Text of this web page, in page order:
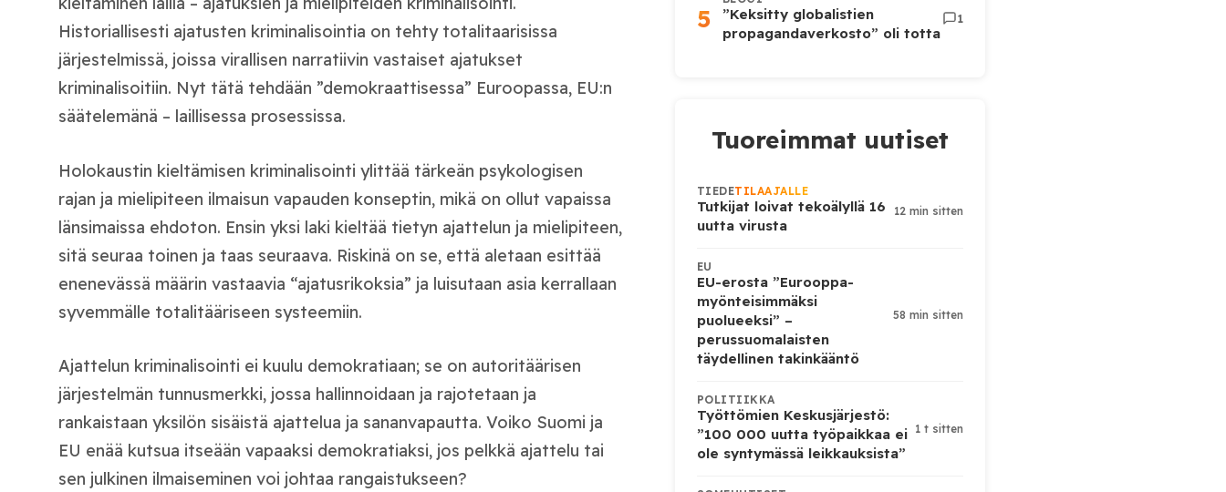
Historiallisesti ajatusten kriminalisointia on tehty totalitaarisissa
järjestelmissä, joissa virallisen narratiivin vastaiset ajatukset
kriminalisoitiin. Nyt tätä tehdään ”demokraattisessa” Euroopassa, EU:n
säätelemänä – laillisessa prosessissa.
Holokaustin kieltämisen kriminalisointi ylittää tärkeän psykologisen
rajan ja mielipiteen ilmaisun vapauden konseptin, mikä on ollut vapaissa
länsimaissa ehdoton. Ensin yksi laki kieltää tietyn ajattelun ja mielipiteen,
sitä seuraa toinen ja taas seuraava. Riskinä on se, että aletaan esittää
enenevässä määrin vastaavia “ajatusrikoksia” ja luisutaan asia kerrallaan
syvemmälle totalitääriseen systeemiin.
Ajattelun kriminalisointi ei kuulu demokratiaan; se on autoritäärisen
järjestelmän tunnusmerkki, jossa hallinnoidaan ja rajotetaan ja
rankaistaan yksilön sisäistä ajattelua ja sananvapautta. Voiko Suomi ja
EU enää kutsua itseään vapaaksi demokratiaksi, jos pelkkä ajattelu tai
sen julkinen ilmaiseminen voi johtaa rangaistukseen?
5
”Keksitty globalistien
propagandaverkosto” oli totta
1
Tuoreimmat uutiset
TIEDETILAAJALLE
Tutkijat loivat tekoälyllä 16
uutta virusta
12 min sitten
EU
EU-erosta ”Eurooppa-
myönteisimmäksi
puolueeksi” –
perussuomalaisten
täydellinen takinkääntö
58 min sitten
POLITIIKKA
Työttömien Keskusjärjestö:
”100 000 uutta työpaikkaa ei
ole syntymässä leikkauksista”
1 t sitten